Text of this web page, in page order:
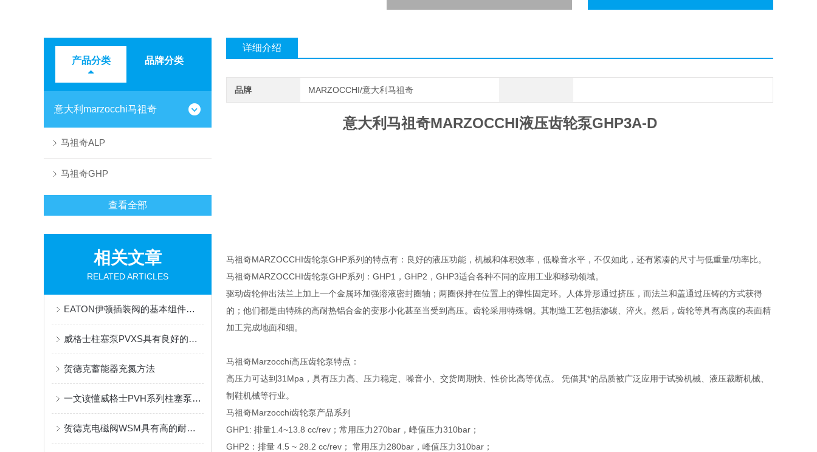
产品分类 品牌分类
意大利marzocchi马祖奇
马祖奇ALP
马祖奇GHP
查看全部
相关文章
RELATED ARTICLES
EATON伊顿插装阀的基本组件都有哪些？这篇文章告诉你
威格士柱塞泵PVXS具有良好的耐磨性和长期稳定性
贺德克蓄能器充氮方法
一文读懂威格士PVH系列柱塞泵结构组成，就是这么简单
贺德克电磁阀WSM具有高的耐用性和可靠性
详细介绍
品牌 MARZOCCHI/意大利马祖奇
意大利马祖奇MARZOCCHI液压齿轮泵GHP3A-D
马祖奇MARZOCCHI齿轮泵GHP系列的特点有：良好的液压功能，机械和体积效率，低噪音水平，不仅如此，还有紧凑的尺寸与低重量/功率比。
马祖奇MARZOCCHI齿轮泵GHP系列：GHP1，GHP2，GHP3适合各种不同的应用工业和移动领域。
驱动齿轮伸出法兰上加上一个金属环加强溶液密封圈轴；两圈保持在位置上的弹性固定环。人体异形通过挤压，而法兰和盖通过压铸的方式获得
的；他们都是由特殊的高耐热铝合金的变形小化甚至当受到高压。齿轮采用特殊钢。其制造工艺包括渗碳、淬火。然后，齿轮等具有高度的表面精
加工完成地面和细。
马祖奇Marzocchi高压齿轮泵特点：
高压力可达到31Mpa，具有压力高、压力稳定、噪音小、交货周期快、性价比高等优点。 凭借其*的品质被广泛应用于试验机械、液压裁断机械、
制鞋机械等行业。
马祖奇Marzocchi齿轮泵产品系列
GHP1: 排量1.4~13.8 cc/rev；常用压力270bar，峰值压力310bar；
GHP2：排量 4.5 ~ 28.2 cc/rev； 常用压力280bar，峰值压力310bar；